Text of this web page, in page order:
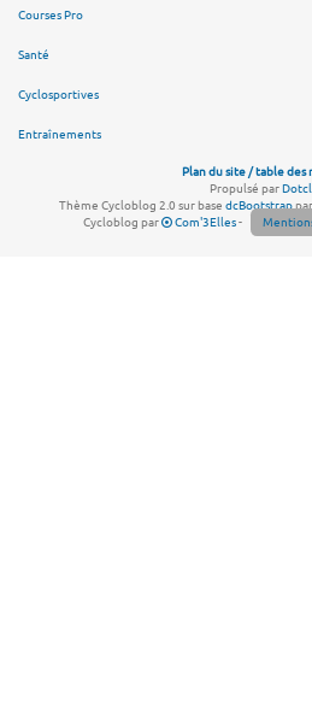
Courses Pro
Santé
Cyclosportives
Entraînements
Plan du site / table des
Propulsé par
Thème Cycloblog 2.0 sur base dcBootstrap
Cycloblog par
Com'3Elles-